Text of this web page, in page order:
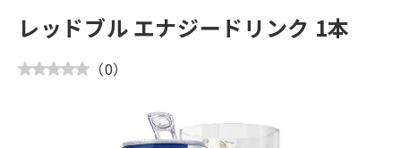
レッドブル エナジードリンク 1本
（0）